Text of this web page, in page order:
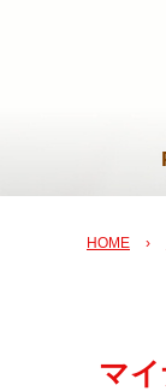
HOME ›
マ